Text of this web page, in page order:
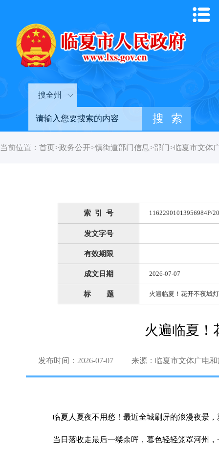
搜全州
当前位置： 首页>政务公开>镇街道部门信息>部门>临夏市文体
索 引 号 11622901013956984P/
发文字号
有效期限
成文日期 2026-07-07
标 题 火遍临夏！花开不夜城
火遍临夏！
发布时间：2026-07-07 来源：临夏市文体广电
临夏人夏夜不用愁！最近全城刷屏的浪漫夜景
当日落收走最后一缕余晖，暮色轻轻笼罩河州